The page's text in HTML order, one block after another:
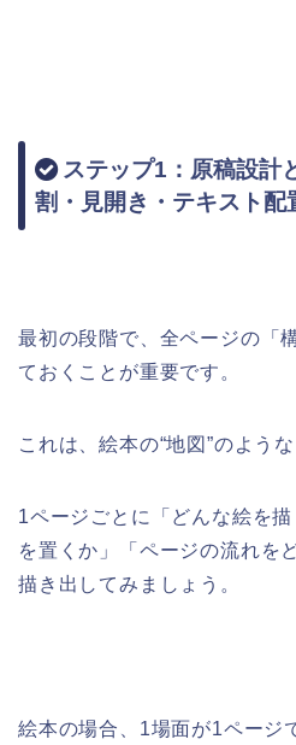
ステップ1：原稿設計
割・見開き・テキスト配
最初の段階で、全ページの「
ておくことが重要です。
これは、絵本の“地図”のような
1ページごとに「どんな絵を
を置くか」「ページの流れを
描き出してみましょう。
絵本の場合、1場面が1ページ